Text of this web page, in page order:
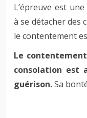
L’épreuve est
à se détacher des
le contentement
Le
consolation est
guérison.Sa